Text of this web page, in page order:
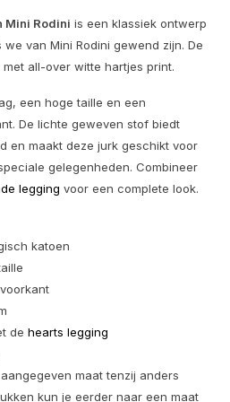
Mini Rodini is een klassiek ontwerp
van Mini Rodini gewend zijn. De
all-over witte hartjes print.
een hoge taille en een
De lichte geweven stof biedt
en maakt deze jurk geschikt voor
gelegenheden. Combineer
legging voor een complete look.
katoen
de hearts legging
maat tenzij anders
kun je eerder naar een maat